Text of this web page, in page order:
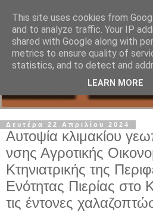
Δευτέρα 22 Απριλίου 2024
Αυτοψία κλιμακίου
νσης Αγροτικής
Κτηνιατρικής της
Ενότητας Πιερίας στο
τις έντονες
This site uses cookies from
and to analyze traffic. Your IP
shared with Google along with
metrics to ensure quality of
statistics, and to detect and
LEARN MORE